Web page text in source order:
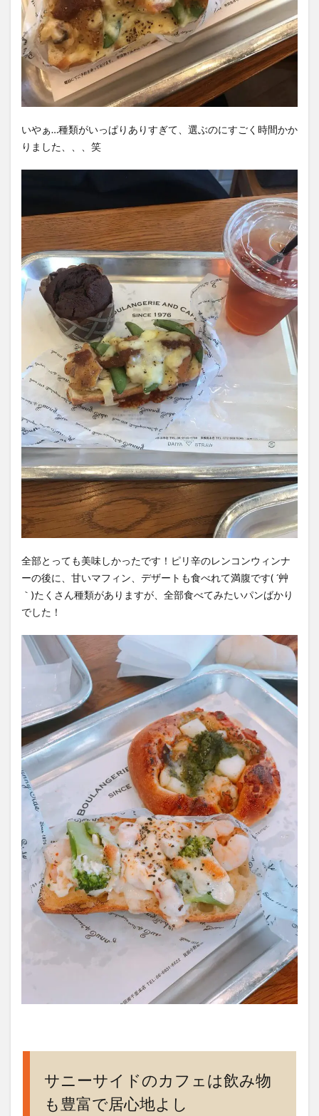
いやぁ…種類がいっぱりありすぎて、選ぶのにすごく時間かか
りました、、、笑
全部とっても美味しかったです！ピリ辛のレンコンウィンナ
ーの後に、甘いマフィン、デザートも食べれて満腹です︎( ´艸
｀)たくさん種類がありますが、全部食べてみたいパンばかり
でした！
サニーサイドのカフェは飲み物
も豊富で居心地よし